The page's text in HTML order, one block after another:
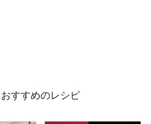
おすすめのレシピ